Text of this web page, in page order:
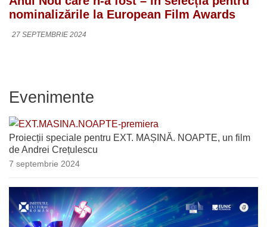
nominalizările la European Film Awards
27 SEPTEMBRIE 2024
Evenimente
Proiecții speciale pentru EXT. MAȘINĂ. NOAPTE, un film
de Andrei Crețulescu
7 septembrie 2024